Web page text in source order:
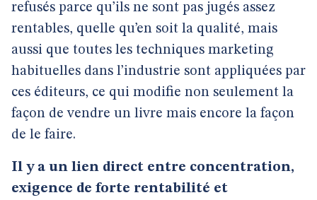
refusés parce qu’ils ne sont pas jugés assez
rentables, quelle qu’en soit la qualité, mais
aussi que toutes les techniques marketing
habituelles dans l’industrie sont appliquées par
ces éditeurs, ce qui modifie non seulement la
façon de vendre un livre mais encore la façon
de le faire.
Il y a un lien direct entre concentration,
exigence de forte rentabilité et